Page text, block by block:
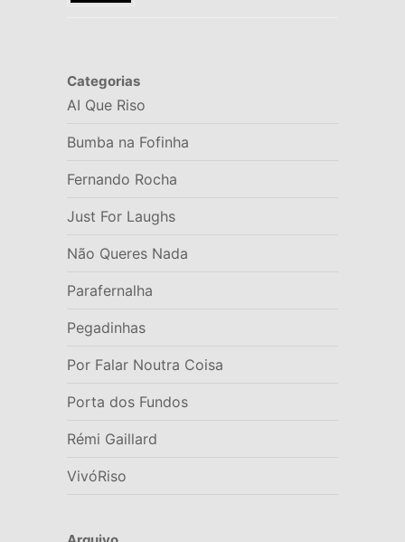
Categorias
AI Que Riso
Bumba na Fofinha
Fernando Rocha
Just For Laughs
Não Queres Nada
Parafernalha
Pegadinhas
Por Falar Noutra Coisa
Porta dos Fundos
Rémi Gaillard
VivóRiso